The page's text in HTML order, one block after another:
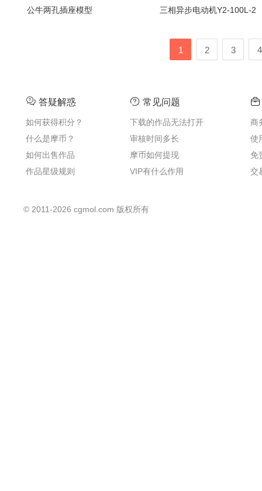
公牛两孔插座模型 三相异步电动机Y2-100L-2
1 2 3 4
答疑解惑
如何获得积分？
什么是摩币？
如何出售作品
作品星级规则
常见问题
下载的作品无法打开
审核时间多长
摩币如何提现
VIP有什么作用
商
使
免
交
© 2011-2026 cgmol.com 版权所有